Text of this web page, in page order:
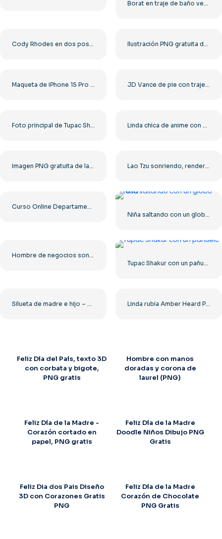
Lao Tzu sonriendo, render 3D realista, PNG gratuito
Linda rubia Amber Heard PNG gratis
Feliz Día del País, texto 3D
con corbata y bigote,
PNG gratis
Hombre con manos
doradas y corona de
laurel (PNG)
Feliz Día de la Madre -
Corazón cortado en
papel, PNG gratis
Feliz Día de la Madre
Doodle Niños Dibujo PNG
Gratis
Feliz Dia dos Pais Diseño
3D con Corazones Gratis
PNG
Feliz Día de la Madre
Corazón de Chocolate
PNG Gratis